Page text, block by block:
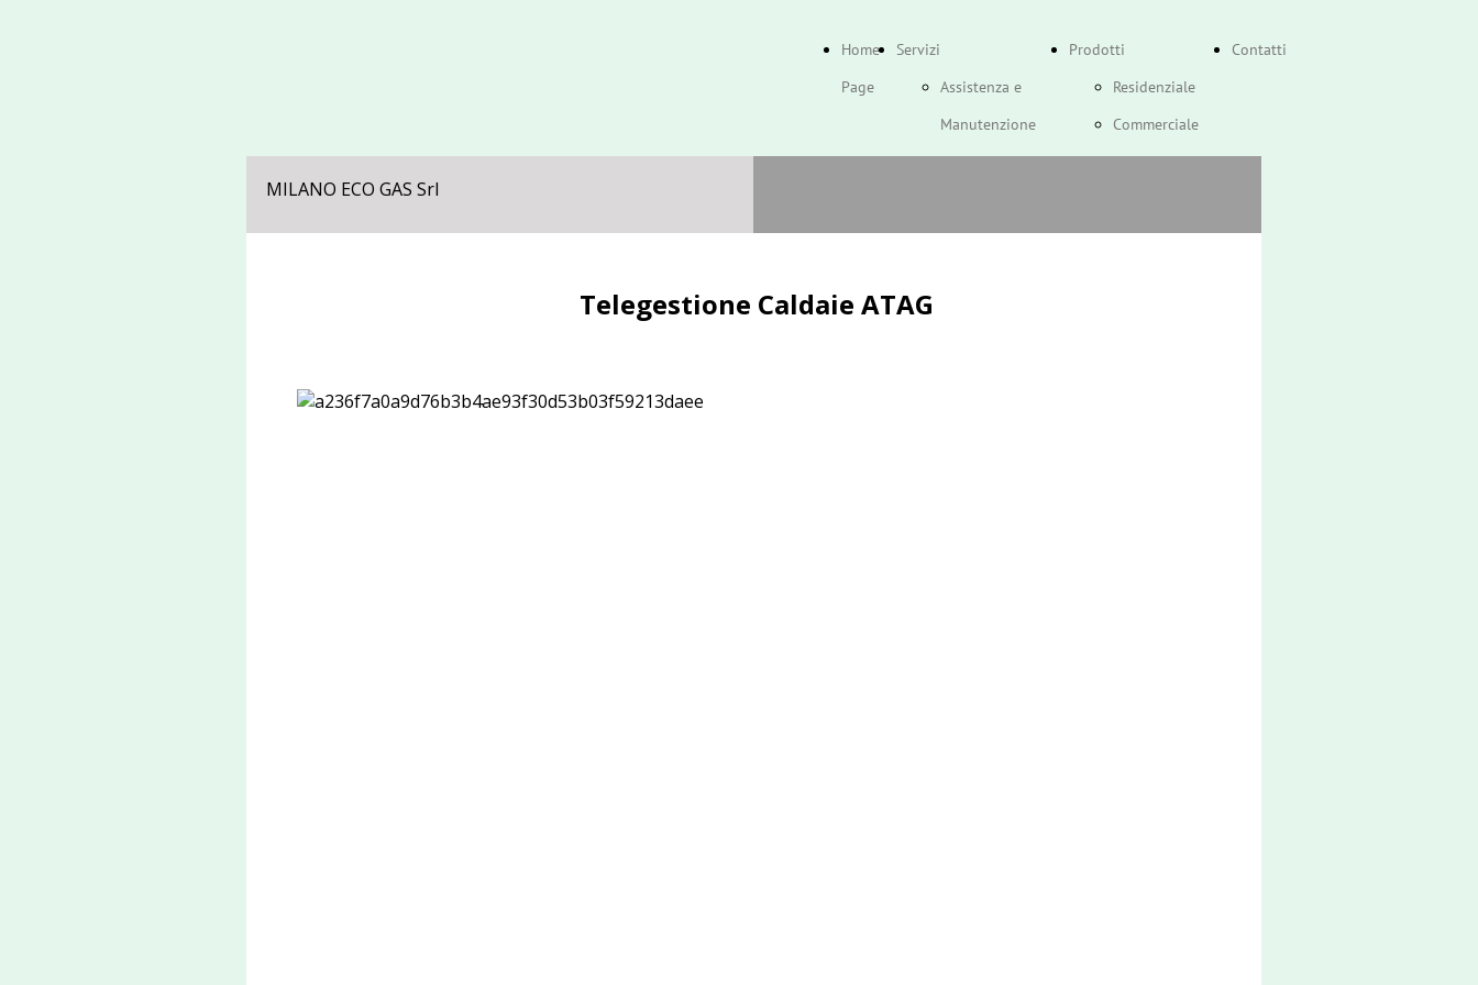
Home
Page
Servizi
Assistenza e
Manutenzione
Telegestione
Impianti
Prodotti
Residenziale
Commerciale
Jodo
Contatti
MILANO ECO GAS Srl
Telegestione Caldaie ATAG